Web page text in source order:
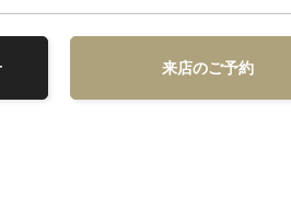
来店のご予約